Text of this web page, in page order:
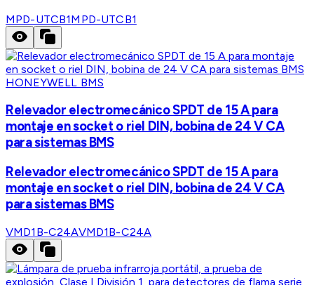
MPD-UTCB1MPD-UTCB1
HONEYWELL BMS
Relevador electromecánico SPDT de 15 A para
montaje en socket o riel DIN, bobina de 24 V CA
para sistemas BMS
Relevador electromecánico SPDT de 15 A para
montaje en socket o riel DIN, bobina de 24 V CA
para sistemas BMS
VMD1B-C24AVMD1B-C24A